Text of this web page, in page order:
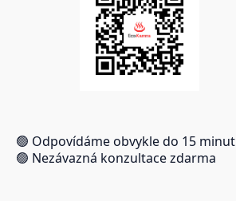
🟢 Odpovídáme obvykle do 15 minut
🟢 Nezávazná konzultace zdarma